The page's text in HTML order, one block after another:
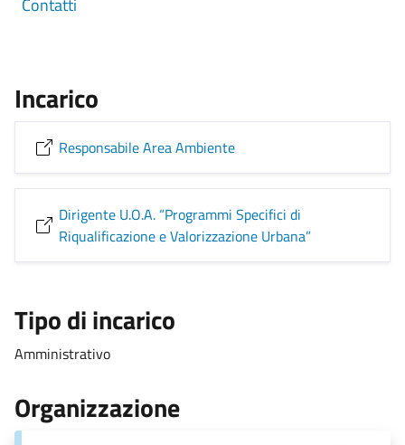
Contatti
Incarico
Responsabile Area Ambiente
Dirigente U.O.A. “Programmi Specifici di
Riqualificazione e Valorizzazione Urbana”
Tipo di incarico
Amministrativo
Organizzazione